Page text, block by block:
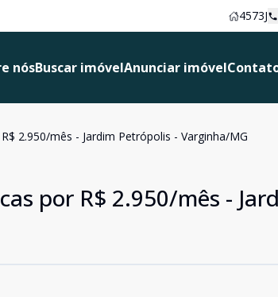
4573J
nósBuscar imóvelAnunciar imóvel
2.950/mês - Jardim Petrópolis - Varginha/MG
por R$ 2.950/mês -